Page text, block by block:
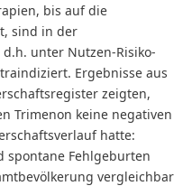
bis auf die
sind in der
unter Nutzen-Risiko-
Ergebnisse aus
zeigten,
Trimenon keine negativen
hatte:
spontane Fehlgeburten
vergleichbar